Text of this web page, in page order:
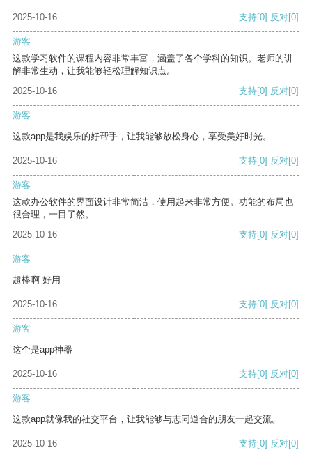
2025-10-16 支持[0] 反对[0]
游客
这款学习软件的课程内容非常丰富，涵盖了各个学科的知识。老师的讲
解非常生动，让我能够轻松理解知识点。
2025-10-16
支持[0] 反对[0]
游客
这款app是我娱乐的好帮手，让我能够放松身心，享受美好时光。
2025-10-16 支持[0] 反对[0]
游客
这款办公软件的界面设计非常简洁，使用起来非常方便。功能的布局也
很合理，一目了然。
2025-10-16
支持[0] 反对[0]
游客
超棒啊 好用
2025-10-16 支持[0] 反对[0]
游客
这个是app神器
2025-10-16 支持[0] 反对[0]
游客
这款app就像我的社交平台，让我能够与志同道合的朋友一起交流。
2025-10-16 支持[0] 反对[0]